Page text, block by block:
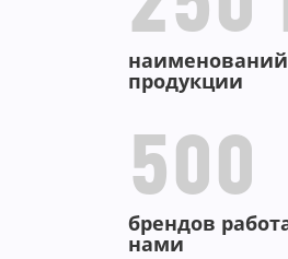
наименований
продукции
500
брендов
нами